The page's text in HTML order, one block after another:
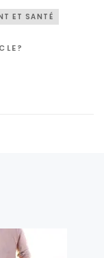
ET SANTÉ